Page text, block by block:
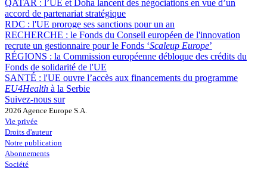
QATAR : l’UE et Doha lancent des négociations en vue d’un
accord de partenariat stratégique
RDC : l'UE proroge ses sanctions pour un an
RECHERCHE : le Fonds du Conseil européen de l'innovation
recrute un gestionnaire pour le Fonds ‘Scaleup Europe’
RÉGIONS : la Commission européenne débloque des crédits du
Fonds de solidarité de l'UE
SANTÉ : l'UE ouvre l’accès aux financements du programme
EU4Health à la Serbie
Suivez-nous sur
2026 Agence Europe S.A.
Vie privée
Droits d'auteur
Notre publication
Abonnements
Société